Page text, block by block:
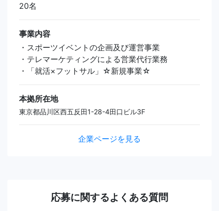
20名
事業内容
・スポーツイベントの企画及び運営事業
・テレマーケティングによる営業代行業務
・「就活×フットサル」☆新規事業☆
本拠所在地
東京都品川区西五反田1-28-4田口ビル3F
企業ページを見る
応募に関するよくある質問